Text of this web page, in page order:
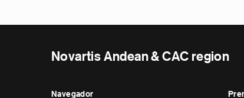
Novartis Andean & CAC region
Navegador